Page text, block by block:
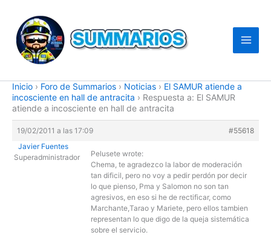
contenido
Inicio › Foro de Summarios › Noticias › El SAMUR atiende a
incosciente en hall de antracita › Respuesta a: El SAMUR
atiende a incosciente en hall de antracita
19/02/2011 a las 17:09
#55618
Javier Fuentes
Superadministrador
Pelusete wrote:
Chema, te agradezco la labor de moderación
tan dificil, pero no voy a pedir perdón por decir
lo que pienso, Pma y Salomon no son tan
agresivos, en eso si he de rectificar, como
Marchante,Tarao y Mariete, pero ellos tambien
representan lo que digo de la queja sistemática
sobre el servicio.